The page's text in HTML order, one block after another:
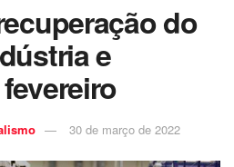
do
e
30 de março de 2022